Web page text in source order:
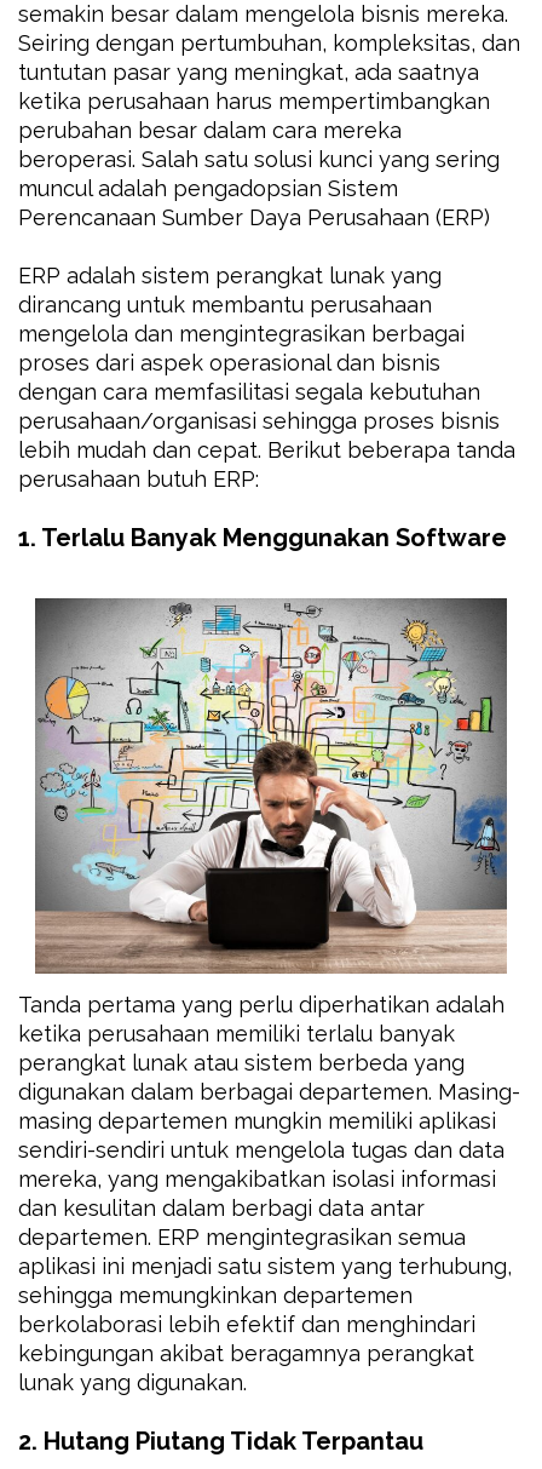
semakin besar dalam mengelola bisnis mereka.
Seiring dengan pertumbuhan, kompleksitas, dan
tuntutan pasar yang meningkat, ada saatnya
ketika perusahaan harus mempertimbangkan
perubahan besar dalam cara mereka
beroperasi. Salah satu solusi kunci yang sering
muncul adalah pengadopsian Sistem
Perencanaan Sumber Daya Perusahaan (ERP)
ERP adalah sistem perangkat lunak yang
dirancang untuk membantu perusahaan
mengelola dan mengintegrasikan berbagai
proses dari aspek operasional dan bisnis
dengan cara memfasilitasi segala kebutuhan
perusahaan/organisasi sehingga proses bisnis
lebih mudah dan cepat. Berikut beberapa tanda
perusahaan butuh ERP:
1. Terlalu Banyak Menggunakan Software
Tanda pertama yang perlu diperhatikan adalah
ketika perusahaan memiliki terlalu banyak
perangkat lunak atau sistem berbeda yang
digunakan dalam berbagai departemen. Masing-
masing departemen mungkin memiliki aplikasi
sendiri-sendiri untuk mengelola tugas dan data
mereka, yang mengakibatkan isolasi informasi
dan kesulitan dalam berbagi data antar
departemen. ERP mengintegrasikan semua
aplikasi ini menjadi satu sistem yang terhubung,
sehingga memungkinkan departemen
berkolaborasi lebih efektif dan menghindari
kebingungan akibat beragamnya perangkat
lunak yang digunakan.
2. Hutang Piutang Tidak Terpantau